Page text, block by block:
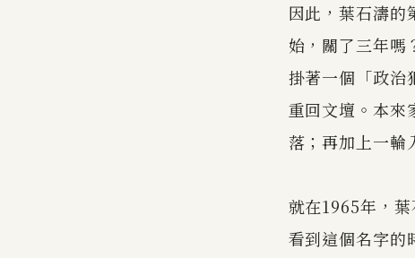
因此，葉石濤
始，關了三年嗎
掛著一個「政治
重回文壇。本來
落；再加上一輪
就在1965年，
看到這個名字的